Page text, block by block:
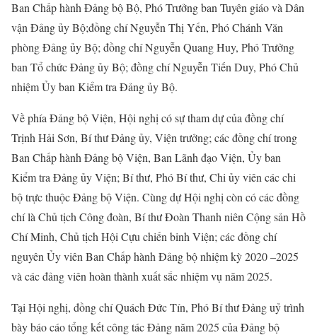
Ban Chấp hành Đảng bộ Bộ, Phó Trưởng ban Tuyên giáo và Dân
vận Đảng ủy Bộ;đồng chí Nguyễn Thị Yến, Phó Chánh Văn
phòng Đảng ủy Bộ; đồng chí Nguyễn Quang Huy, Phó Trưởng
ban Tổ chức Đảng ủy Bộ; đồng chí Nguyễn Tiến Duy, Phó Chủ
nhiệm Ủy ban Kiểm tra Đảng ủy Bộ.
Về phía Đảng bộ Viện, Hội nghị có sự tham dự của đồng chí
Trịnh Hải Sơn, Bí thư Đảng ủy, Viện trưởng; các đồng chí trong
Ban Chấp hành Đảng bộ Viện, Ban Lãnh đạo Viện, Ủy ban
Kiểm tra Đảng ủy Viện; Bí thư, Phó Bí thư, Chi ủy viên các chi
bộ trực thuộc Đảng bộ Viện. Cùng dự Hội nghị còn có các đồng
chí là Chủ tịch Công đoàn, Bí thư Đoàn Thanh niên Cộng sản Hồ
Chí Minh, Chủ tịch Hội Cựu chiến binh Viện; các đồng chí
nguyên Ủy viên Ban Chấp hành Đảng bộ nhiệm kỳ 2020 –2025
và các đảng viên hoàn thành xuất sắc nhiệm vụ năm 2025.
Tại Hội nghị, đồng chí Quách Đức Tín, Phó Bí thư Đảng uỷ trình
bày báo cáo tổng kết công tác Đảng năm 2025 của Đảng bộ